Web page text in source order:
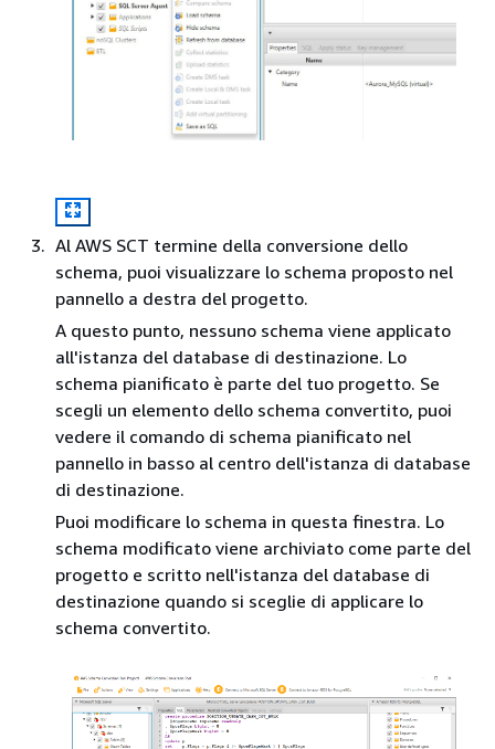
Al AWS SCT termine della conversione dello
schema, puoi visualizzare lo schema proposto nel
pannello a destra del progetto.
A questo punto, nessuno schema viene applicato
all'istanza del database di destinazione. Lo
schema pianificato è parte del tuo progetto. Se
scegli un elemento dello schema convertito, puoi
vedere il comando di schema pianificato nel
pannello in basso al centro dell'istanza di database
di destinazione.
Puoi modificare lo schema in questa finestra. Lo
schema modificato viene archiviato come parte del
progetto e scritto nell'istanza del database di
destinazione quando si sceglie di applicare lo
schema convertito.